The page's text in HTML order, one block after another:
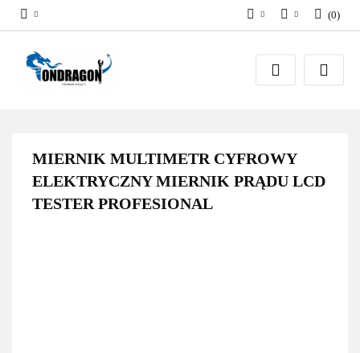
PLNZaloguj się
Załóż konto
(0)
MIERNIK MULTIMETR CYFROWY
ELEKTRYCZNY MIERNIK PRĄDU LCD
TESTER PROFESIONAL